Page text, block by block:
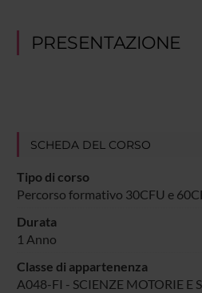
PRESENTAZIONE
SCHEDA DEL CORSO
Tipo di corso
Percorso formativo 30CFU e
Durata
1 Anno
Classe di appartenenza
A048-FI - SCIENZE MOTORIE E